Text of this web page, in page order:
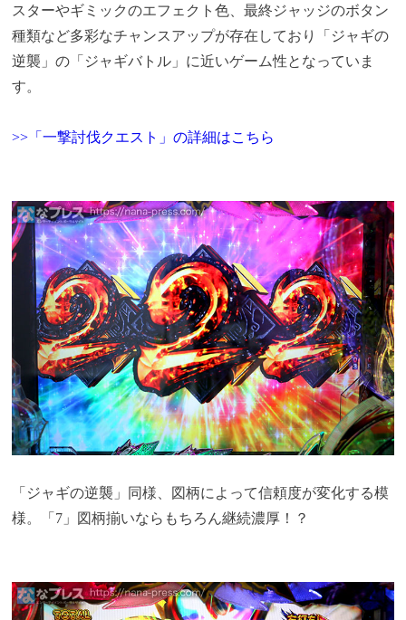
スターやギミックのエフェクト色、最終ジャッジのボタン
種類など多彩なチャンスアップが存在しており「ジャギの
逆襲」の「ジャギバトル」に近いゲーム性となっていま
す。
>>「一撃討伐クエスト」の詳細はこちら
「ジャギの逆襲」同様、図柄によって信頼度が変化する模
様。「7」図柄揃いならもちろん継続濃厚！？